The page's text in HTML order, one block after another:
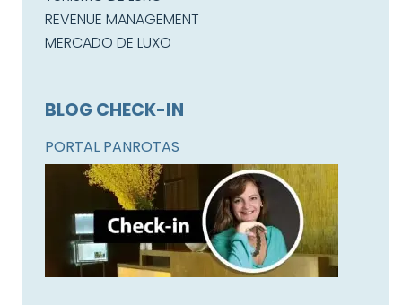
REVENUE MANAGEMENT
MERCADO DE LUXO
BLOG CHECK-IN
PORTAL PANROTAS